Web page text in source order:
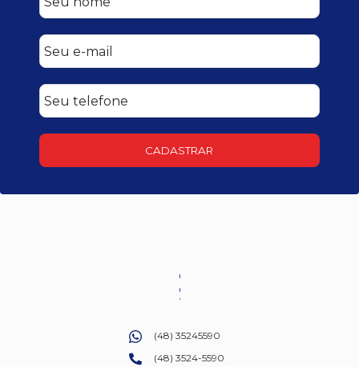
CADASTRAR
(48) 35245590
(48) 3524-5590